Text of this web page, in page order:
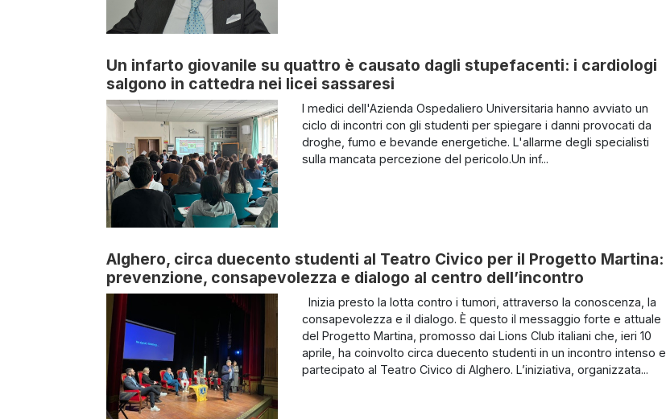
Un infarto giovanile su quattro è causato dagli stupefacenti: i cardiologi
salgono in cattedra nei licei sassaresi
I medici dell'Azienda Ospedaliero Universitaria hanno avviato un
ciclo di incontri con gli studenti per spiegare i danni provocati da
droghe, fumo e bevande energetiche. L'allarme degli specialisti
sulla mancata percezione del pericolo.Un inf...
Alghero, circa duecento studenti al Teatro Civico per il Progetto Martina:
prevenzione, consapevolezza e dialogo al centro dell’incontro
Inizia presto la lotta contro i tumori, attraverso la conoscenza, la
consapevolezza e il dialogo. È questo il messaggio forte e attuale
del Progetto Martina, promosso dai Lions Club italiani che, ieri 10
aprile, ha coinvolto circa duecento studenti in un incontro intenso e
partecipato al Teatro Civico di Alghero. L’iniziativa, organizzata...